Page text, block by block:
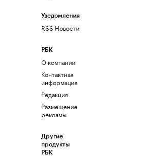
Уведомления
RSS Новости
РБК
О компании
Контактная
информация
Редакция
Размещение
рекламы
Другие
продукты
РБК